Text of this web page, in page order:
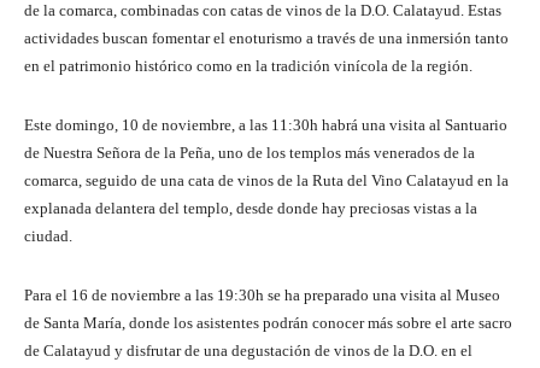
de la comarca, combinadas con catas de vinos de la D.O. Calatayud. Estas
actividades buscan fomentar el enoturismo a través de una inmersión tanto
en el patrimonio histórico como en la tradición vinícola de la región.
Este domingo, 10 de noviembre, a las 11:30h habrá una visita al Santuario
de Nuestra Señora de la Peña, uno de los templos más venerados de la
comarca, seguido de una cata de vinos de la Ruta del Vino Calatayud en la
explanada delantera del templo, desde donde hay preciosas vistas a la
ciudad.
Para el 16 de noviembre a las 19:30h se ha preparado una visita al Museo
de Santa María, donde los asistentes podrán conocer más sobre el arte sacro
de Calatayud y disfrutar de una degustación de vinos de la D.O. en el